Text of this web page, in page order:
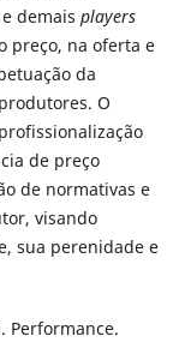
demais players
preço, na oferta e
da
O
de preço
de normativas e
visando
sua perenidade e
Performance.